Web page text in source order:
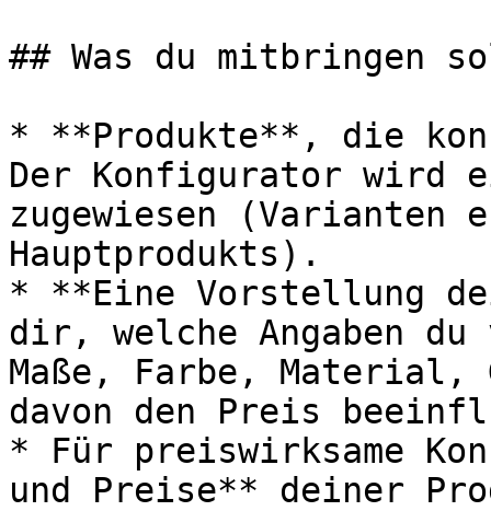
## Was du mitbringen
* **Produkte**, die
Der Konfigurator wird
zugewiesen (Varianten
Hauptprodukts).
* **Eine Vorstellung
dir, welche Angaben du
Maße, Farbe, Material,
davon den Preis
* Für preiswirksame
und Preise** deiner